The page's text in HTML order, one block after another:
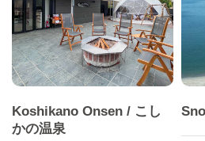
Koshikano Onsen / こし
かの温泉